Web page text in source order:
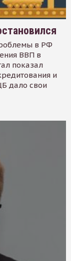
в РФ
ВВП в
показал
и
дало свои